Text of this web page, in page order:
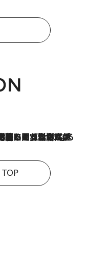
る」ホルムズ海峡封鎖による影響はいつまで続く？《エネルギー専門家に聞く“どうなる日本の暮らし”》